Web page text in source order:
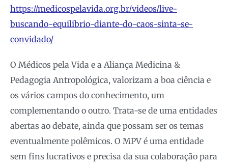
https://medicospelavida.org.br/videos/live-
buscando-equilibrio-diante-do-caos-sinta-se-
convidado/
O Médicos pela Vida e a Aliança Medicina &
Pedagogia Antropológica, valorizam a boa ciência e
os vários campos do conhecimento, um
complementando o outro. Trata-se de uma entidades
abertas ao debate, ainda que possam ser os temas
eventualmente polêmicos. O MPV é uma entidade
sem fins lucrativos e precisa da sua colaboração para